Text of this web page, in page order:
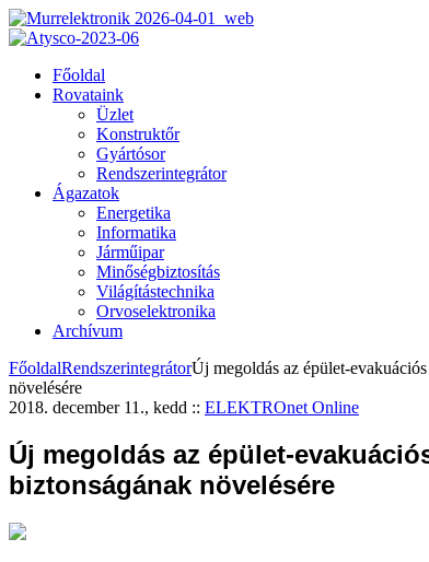
Főoldal
Rovataink
Üzlet
Konstruktőr
Gyártósor
Rendszerintegrátor
Ágazatok
Energetika
Informatika
Járműipar
Minőségbiztosítás
Világítástechnika
Orvoselektronika
Archívum
FőoldalRendszerintegrátorÚj megoldás az épület-
növelésére
2018. december 11., kedd :: ELEKTROnet Online
Új megoldás az épület-
biztonságának növelésére